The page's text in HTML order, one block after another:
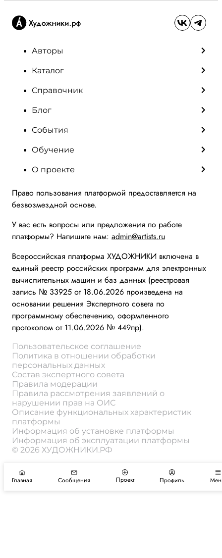
Авторы
Каталог
Справочник
Блог
События
Обучение
О проекте
Право пользования платформой предоставляется на
безвозмездной основе.
У вас есть вопросы или предложения по работе
платформы? Напишите нам: admin@artists.ru
Всероссийская платформа ХУДОЖНИКИ включена в
единый реестр российских программ для электронных
вычислительных машин и баз данных (реестровая
запись № 33925 от 18.06.2026 произведена на
основании решения Экспертного совета по
программному обеспечению, оформленного
протоколом от 11.06.2026 № 449пр).
Пользовательское соглашение
Политика в отношении обработки
персональных данных
Состав экспертного совета
Правила модерации
Правила рассмотрения заявлений о
нарушении прав на ОИС
Описание функциональных характеристик
платформы
Информация об установке платформы
Информация об эксплуатации платформы
© 2026 ХУДОЖНИКИ.РФ
Главная Сообщения Проект Профиль